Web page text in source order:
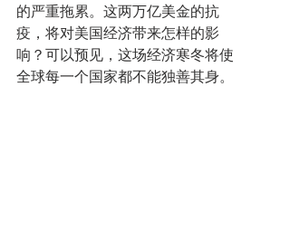
的严重拖累。这两万亿美金的抗
疫，将对美国经济带来怎样的影
响？可以预见，这场经济寒冬将使
全球每一个国家都不能独善其身。